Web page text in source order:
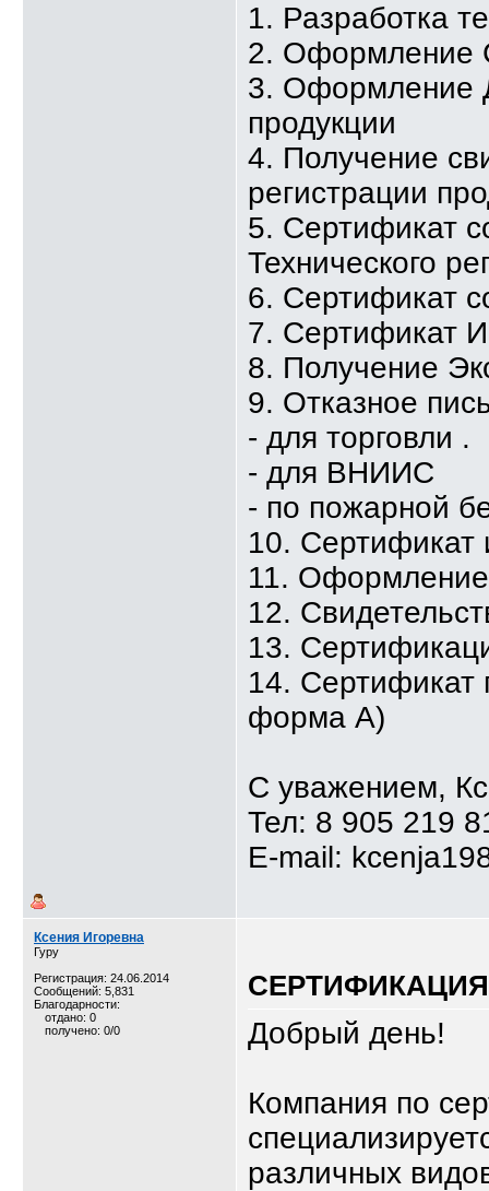
1. Разработка
2. Оформление
3. Оформление
продукции
4. Получение
регистрации
5. Сертификат
Технического
6. Сертификат
7. Сертификат
8. Получение
9. Отказное
- для торговли .
- для ВНИИС
- по пожарной
10. Сертификат
11.
12.
13.
14. Сертификат
форма А)
С уважением,
Тел: 8 905 219
E-mail:
Ксения Игоревна
Гуру
Регистрация: 24.06.2014
Сообщений: 5,831
Благодарности:
отдано: 0
получено: 0/0
Добрый день!
Компания по
различных